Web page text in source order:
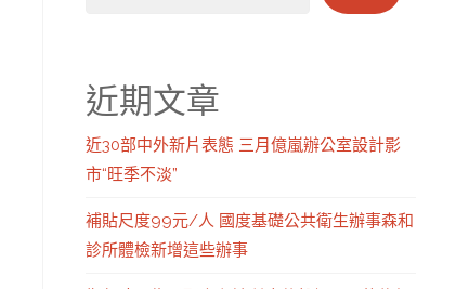
近期文章
近30部中外新片表態 三月億嵐辦公室設計影
市“旺季不淡”
補貼尺度99元/人 國度基礎公共衛生辦事森和
診所體檢新增這些辦事